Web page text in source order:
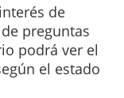
de
preguntas
podrá ver el
el estado